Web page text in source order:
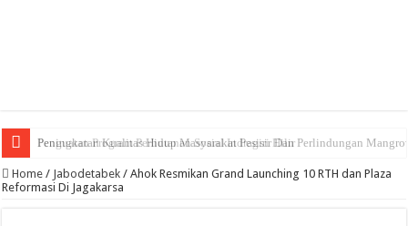
Peningkatan Kualitas Hidup Masyarakat Pesisir Dan Perlindungan
Penguatan Program Perhutanan Sosial Indragiri Hilir
Home / Jabodetabek / Ahok Resmikan Grand Launching 10 RTH dan Plaza
Reformasi Di Jagakarsa